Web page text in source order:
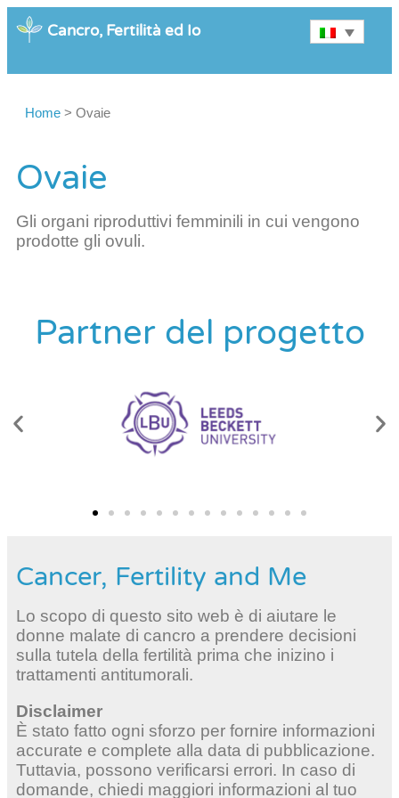
Cancro, Fertilità ed Io
Home > Ovaie
Ovaie
Gli organi riproduttivi femminili in cui vengono
prodotte gli ovuli.
Partner del progetto
Cancer, Fertility and Me
Lo scopo di questo sito web è di aiutare le
donne malate di cancro a prendere decisioni
sulla tutela della fertilità prima che inizino i
trattamenti antitumorali.
Disclaimer
È stato fatto ogni sforzo per fornire informazioni
accurate e complete alla data di pubblicazione.
Tuttavia, possono verificarsi errori. In caso di
domande, chiedi maggiori informazioni al tuo